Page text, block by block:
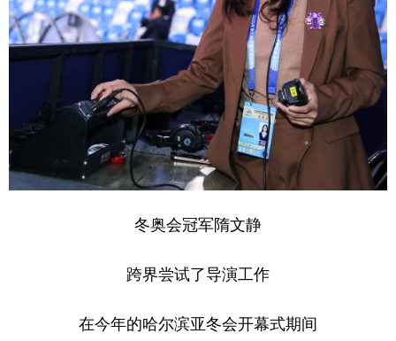
冬奥会冠军隋文静
跨界尝试了导演工作
在今年的哈尔滨亚冬会开幕式期间